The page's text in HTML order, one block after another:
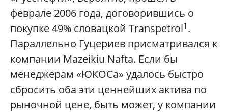
феврале 2006 года, договорившись о
покупке 49% словацкой Transpetrol1 .
Параллельно Гуцериев присматривался к
компании Mazeikiu Nafta. Если бы
менеджерам «ЮКОСа» удалось быстро
сбросить оба эти ценнейших актива по
рыночной цене, быть может, у компании